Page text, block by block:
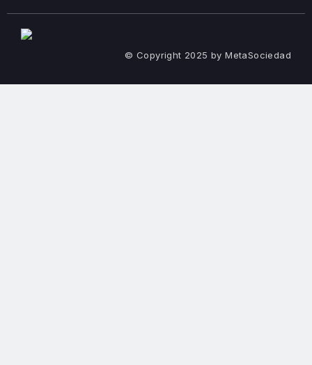
© Copyright 2025 by MetaSociedad